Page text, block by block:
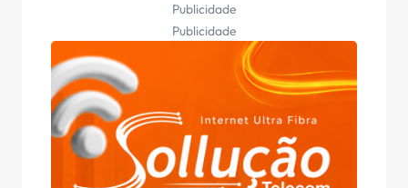
Publicidade
Publicidade